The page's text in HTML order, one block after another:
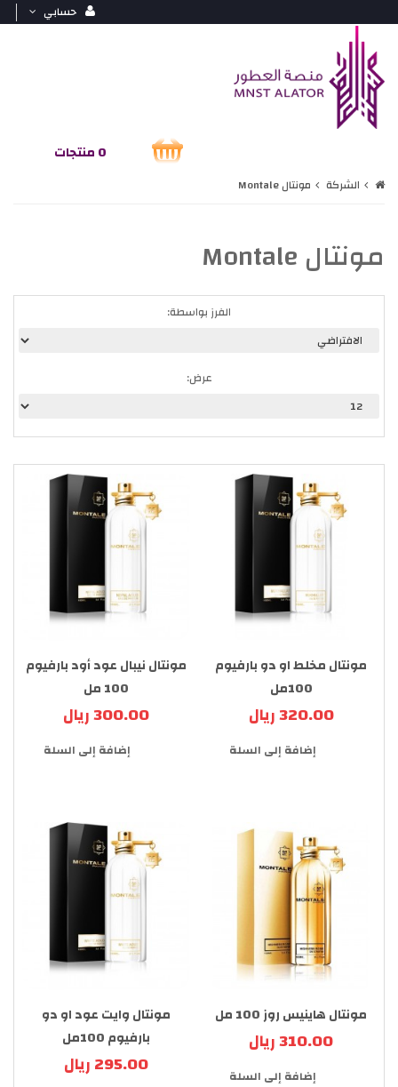
حسابي
0 منتجات
الشركة مونتال Montale
مونتال Montale
الفرز بواسطة:
عرض:
مونتال مخلط او دو بارفيوم
100مل
320.00 ريال
إضافة إلى السلة
مونتال نيبال عود أود بارفيوم
100 مل
300.00 ريال
إضافة إلى السلة
مونتال هاينيس روز 100 مل
310.00 ريال
إضافة إلى السلة
مونتال وايت عود او دو
بارفيوم 100مل
295.00 ريال